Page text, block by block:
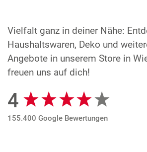
Vielfalt ganz in deiner Nähe:
Haushaltswaren, Deko und
Angebote in unserem Store in
freuen uns auf dich!
Google Bewertungen
4
155.400 Google Bewertungen